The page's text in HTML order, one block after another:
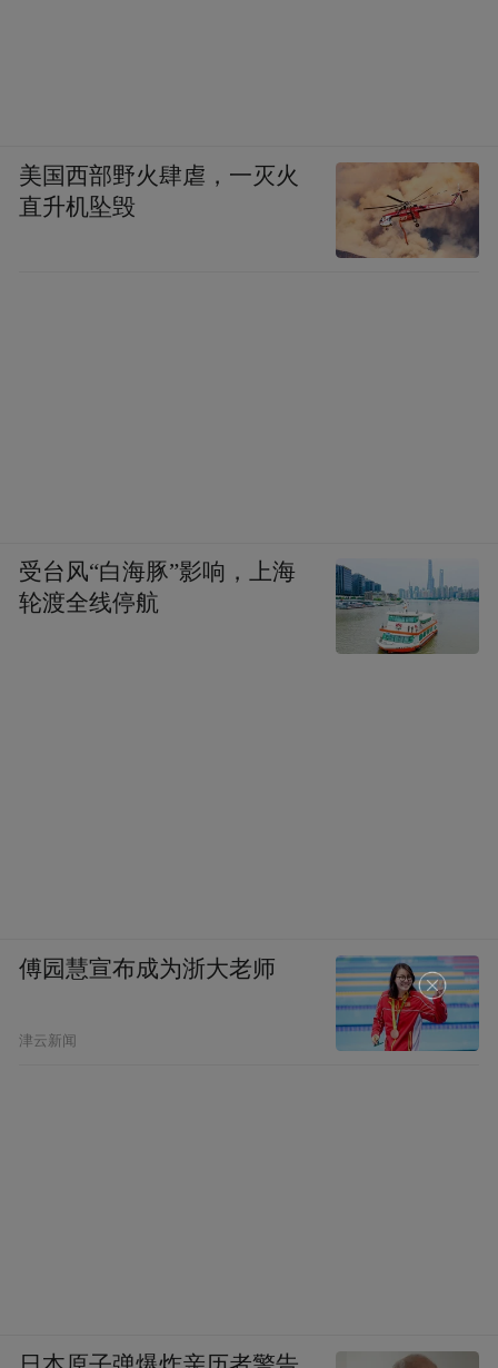
美国西部野火肆虐，一灭火
直升机坠毁
受台风“白海豚”影响，上海
轮渡全线停航
傅园慧宣布成为浙大老师
津云新闻